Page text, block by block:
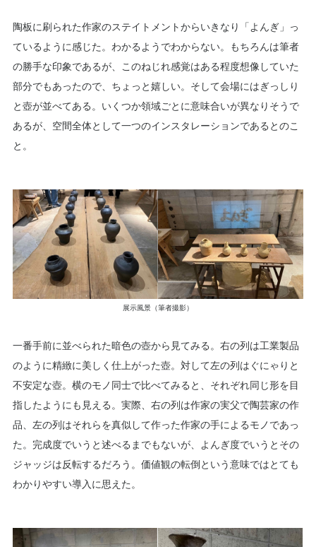
陶板に刷られた作家のステイトメントからいきなり「よんぎ」っ
ているように感じた。わかるようでわからない。もちろんは筆者
の勝手な印象であるが、このねじれ感覚はある程度想像していた
部分でもあったので、ちょっと嬉しい。そして会場にはぎっしり
と壺が並べてある。いくつか領域ごとに意味合いが異なりそうで
あるが、空間全体として一つのインスタレーションであるとのこ
と。
展示風景（筆者撮影）
一番手前に並べられた暗色の壺から見てみる。右の列は工業製品
のように精緻に美しく仕上がった壺。対して左の列はぐにゃりと
不安定な壺。横のモノ同士で比べてみると、それぞれ同じ形を目
指したようにも見える。実際、右の列は作家の実父で陶芸家の作
品、左の列はそれらを真似して作った作家の手によるモノであっ
た。完成度でいうと述べるまでもないが、よんぎ度でいうとその
ジャッジは反転するだろう。価値観の転倒という意味ではとても
わかりやすい導入に思えた。